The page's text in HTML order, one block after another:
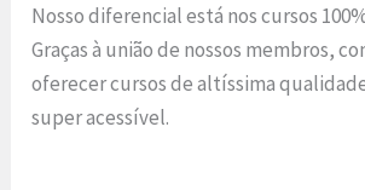
Nosso diferencial está nos cursos
Graças à união de nossos membros,
oferecer cursos de altíssima
super acessível.